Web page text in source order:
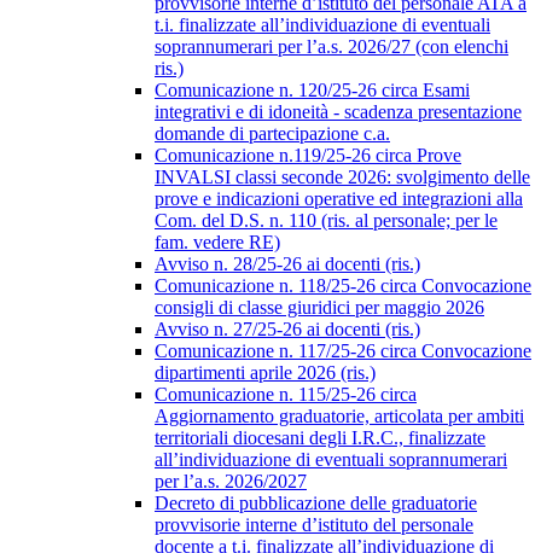
t.i. finalizzate all’individuazione di eventuali
soprannumerari per l’a.s. 2026/27 (con elenchi
ris.)
Comunicazione n. 120/25-26 circa Esami
integrativi e di idoneità - scadenza presentazione
domande di partecipazione c.a.
Comunicazione n.119/25-26 circa Prove
INVALSI classi seconde 2026: svolgimento delle
prove e indicazioni operative ed integrazioni alla
Com. del D.S. n. 110 (ris. al personale; per le
fam. vedere RE)
Avviso n. 28/25-26 ai docenti (ris.)
Comunicazione n. 118/25-26 circa Convocazione
consigli di classe giuridici per maggio 2026
Avviso n. 27/25-26 ai docenti (ris.)
Comunicazione n. 117/25-26 circa Convocazione
dipartimenti aprile 2026 (ris.)
Comunicazione n. 115/25-26 circa
Aggiornamento graduatorie, articolata per ambiti
territoriali diocesani degli I.R.C., finalizzate
all’individuazione di eventuali soprannumerari
per l’a.s. 2026/2027
Decreto di pubblicazione delle graduatorie
provvisorie interne d’istituto del personale
docente a t.i. finalizzate all’individuazione di